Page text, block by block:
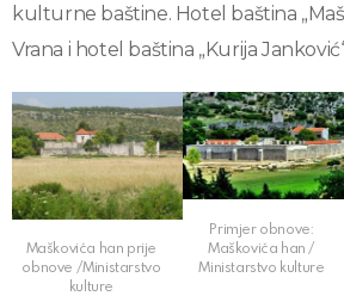
kulturne baštine. Hotel baština
Vrana i hotel baština „Kurija
Maškovića han prije
obnove /Ministarstvo
kulture
Primjer obnove:
Maškovića han /
Ministarstvo kulture